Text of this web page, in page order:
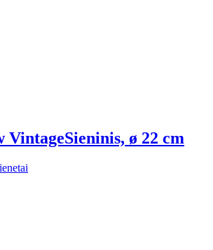
VintageSieninis, ø 22 cm